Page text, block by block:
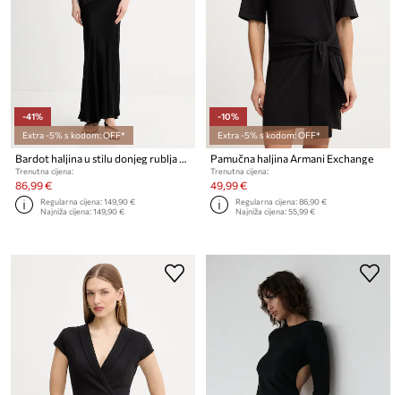
-41%
Extra -5% s kodom: OFF*
Bardot haljina u stilu donjeg rublja s čipkom
Trenutna cijena:
86,99 €
Regularna cijena:149,90 €
Najniža cijena:149,90 €
-10%
Extra -5% s kodom: OFF*
Pamučna haljina Armani Exchange
Trenutna cijena:
49,99 €
Regularna cijena:86,90 €
Najniža cijena:55,99 €